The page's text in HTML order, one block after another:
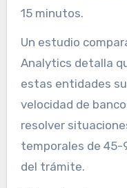
15 minutos.
Un estudio
Analytics detalla
estas entidades
velocidad de
resolver
temporales de 45-
del trámite.